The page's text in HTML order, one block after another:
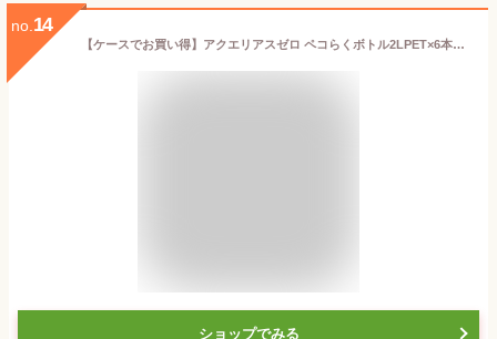
no. 14
【ケースでお買い得】アクエリアスゼロ ペコらくボトル2LPET×6本【送料無料】【メーカー直送】【代引き不可】
ショップでみる